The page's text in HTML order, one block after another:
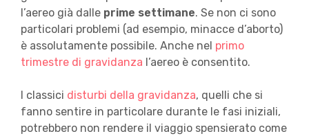
l’aereo già dalle prime settimane. Se non ci sono
particolari problemi (ad esempio, minacce d’aborto)
è assolutamente possibile. Anche nel primo
trimestre di gravidanza l’aereo è consentito.
I classici disturbi della gravidanza, quelli che si
fanno sentire in particolare durante le fasi iniziali,
potrebbero non rendere il viaggio spensierato come